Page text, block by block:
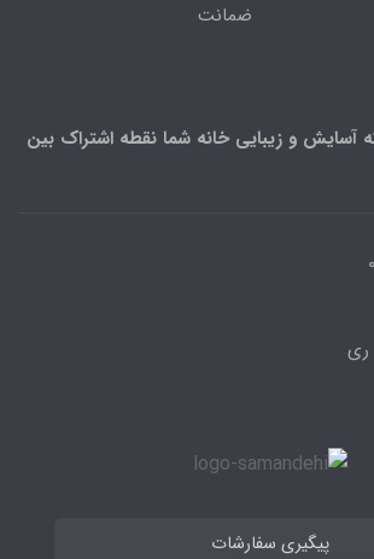
ضمانت
آسایش و زیبایی خانه شما نقطه اشتراک بین
ری
پیگیری سفارشات